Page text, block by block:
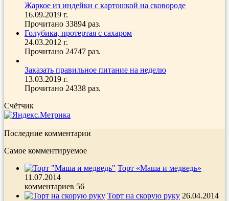
Жаркое из индейки с картошкой на сковороде
16.09.2019 г.
Прочитано 33894 раз.
Голубика, протертая с сахаром
24.03.2012 г.
Прочитано 24747 раз.
Заказать правильное питание на неделю
13.03.2019 г.
Прочитано 24338 раз.
Счётчик
Последние комментарии
Самое комментируемое
Торт «Маша и медведь»
11.07.2014
комментариев 56
Торт на скорую руку 26.04.2014